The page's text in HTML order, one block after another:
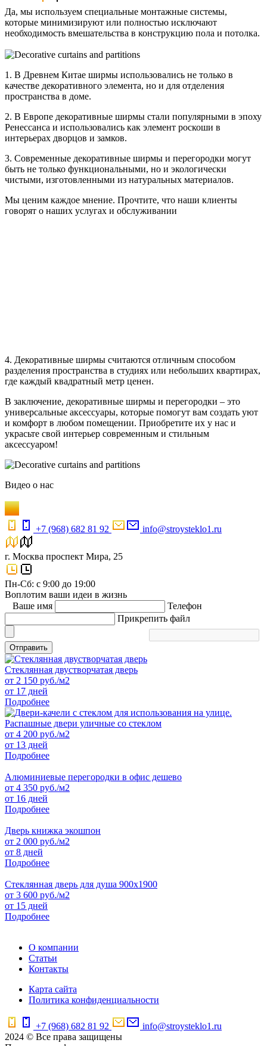
Да, мы используем специальные монтажные системы,
которые минимизируют или полностью исключают
необходимость вмешательства в конструкцию пола и потолка.
1. В Древнем Китае ширмы использовались не только в
качестве декоративного элемента, но и для отделения
пространства в доме.
2. В Европе декоративные ширмы стали популярными в эпоху
Ренессанса и использовались как элемент роскоши в
интерьерах дворцов и замков.
3. Современные декоративные ширмы и перегородки могут
быть не только функциональными, но и экологически
чистыми, изготовленными из натуральных материалов.
Мы ценим каждое мнение. Прочтите, что наши клиенты
говорят о наших услугах и обслуживании
4. Декоративные ширмы считаются отличным способом
разделения пространства в студиях или небольших квартирах,
где каждый квадратный метр ценен.
В заключение, декоративные ширмы и перегородки – это
универсальные аксессуары, которые помогут вам создать уют
и комфорт в любом помещении. Приобретите их у нас и
украсьте свой интерьер современным и стильным
аксессуаром!
Видео о нас
+7 (968) 682 81 92 info@stroysteklo1.ru
г. Москва проспект Мира, 25
Пн-Сб: с 9:00 до 19:00
Воплотим ваши идеи в жизнь
Ваше имя
Телефон
Прикрепить файл
Отправить
Стеклянная двустворчатая дверь
от 2 150 руб./м2
от 17 дней
Подробнее
Распашные двери уличные со стеклом
от 4 200 руб./м2
от 13 дней
Подробнее
Алюминиевые перегородки в офис дешево
от 4 350 руб./м2
от 16 дней
Подробнее
Дверь книжка экошпон
от 2 000 руб./м2
от 8 дней
Подробнее
Стеклянная дверь для душа 900х1900
от 3 600 руб./м2
от 15 дней
Подробнее
О компании
Статьи
Контакты
Карта сайта
Политика конфиденциальности
+7 (968) 682 81 92
info@stroysteklo1.ru
2024 © Все права защищены